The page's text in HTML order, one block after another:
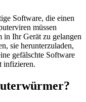
Software, die einen
müssen
in Ihr Gerät zu gelangen
sie herunterzuladen,
gefälschte Software
infizieren.